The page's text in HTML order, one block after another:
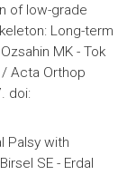
of low-grade
Long-term
MK - Tok
/ Acta Orthop
doi:
Palsy with
SE - Erdal